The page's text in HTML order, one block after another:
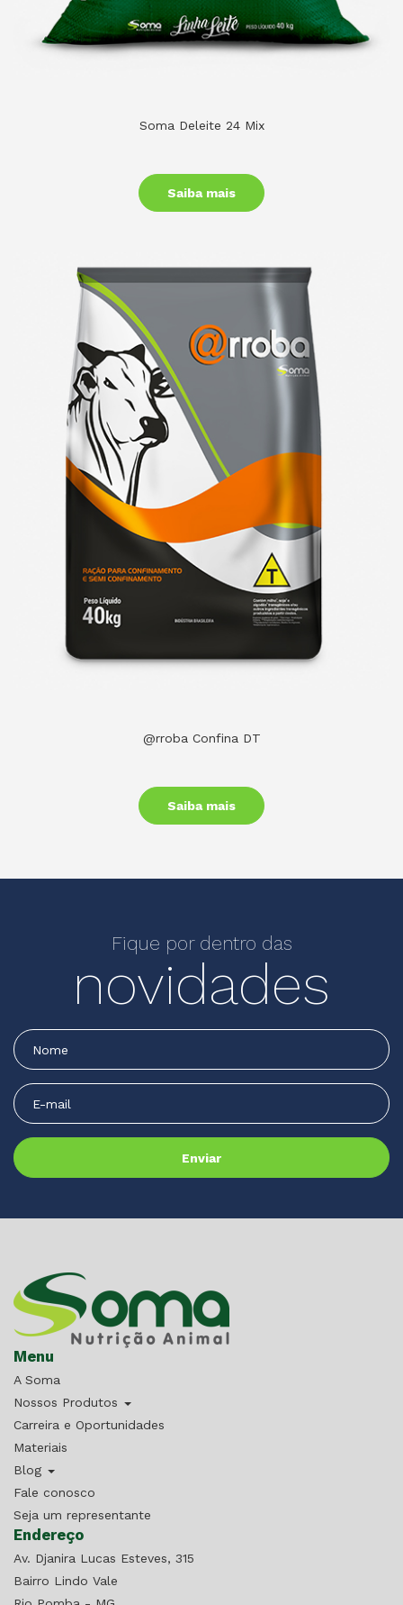
Soma Deleite 24 Mix
Saiba mais
@rroba Confina DT
Saiba mais
Fique por dentro das
novidades
Menu
A Soma
Nossos Produtos
Carreira e Oportunidades
Materiais
Blog
Fale conosco
Seja um representante
Endereço
Av. Djanira Lucas Esteves, 315
Bairro Lindo Vale